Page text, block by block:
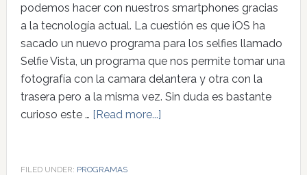
podemos hacer con nuestros smartphones gracias
a la tecnología actual. La cuestión es que iOS ha
sacado un nuevo programa para los selfies llamado
Selfie Vista, un programa que nos permite tomar una
fotografía con la camara delantera y otra con la
trasera pero a la misma vez. Sin duda es bastante
curioso este … [Read more...]
FILED UNDER: PROGRAMAS